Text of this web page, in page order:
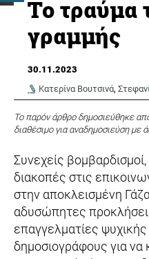
Το τραύμα
γραμμής
30.11.2023
Κατερίνα Βουτσινά,
Το παρόν άρθρο δημοσιεύθηκε
διαθέσιμο για αναδημοσιεύση με
Συνεχείς
διακοπές στις
στην αποκλεισμένη
αδυσώπητες
επαγγελματίες ψυχικής
δημοσιογράφους για να